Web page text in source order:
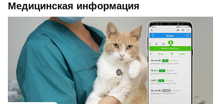
Медицинская информация